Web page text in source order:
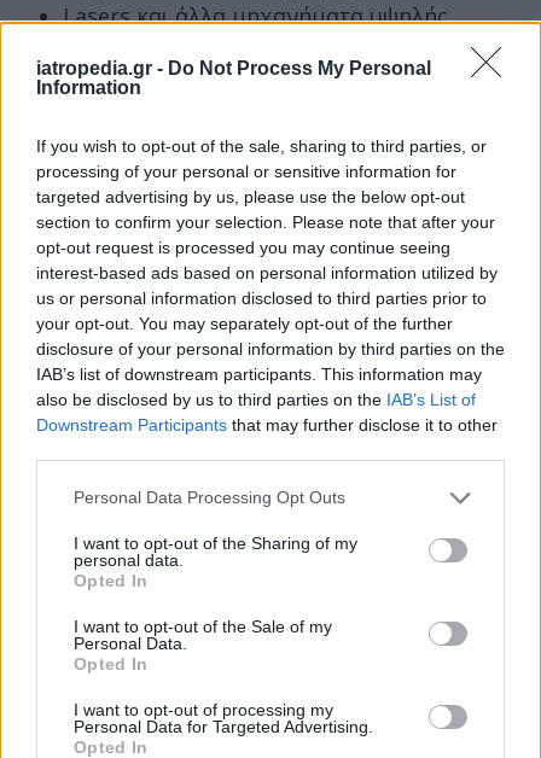
iatropedia.gr - Do Not Process My Personal
Information
If you wish to opt-out of the sale, sharing to third parties, or
processing of your personal or sensitive information for
targeted advertising by us, please use the below opt-out
section to confirm your selection. Please note that after your
opt-out request is processed you may continue seeing
interest-based ads based on personal information utilized by
us or personal information disclosed to third parties prior to
your opt-out. You may separately opt-out of the further
disclosure of your personal information by third parties on the
IAB’s list of downstream participants. This information may
also be disclosed by us to third parties on the IAB’s List of
Downstream Participants that may further disclose it to other
Personal Data Processing Opt Outs
I want to opt-out of the Sharing of my
personal data.
Opted In
I want to opt-out of the Sale of my
Personal Data.
Opted In
I want to opt-out of processing my
Personal Data for Targeted Advertising.
Opted In
Lasers και άλλα μηχανήματα υψηλής
Δυστυχώς στον χώρο της Αισθητικής
και ιδιαίτερη κερδοσκοπία», υπογραμμίζει ο
πρόεδρος της ΕΔΑΕ. «Εφαρμόζονται ιατρικές
πράξεις και θεραπευτικά πρωτόκολλα σε
επιχειρήσεις με τον ανύπαρκτο και μη
αναγνωρισμένο τίτλο Ιατρικής Αισθητικής, όπως
επίσης σε κέντρα αισθητικής, κομμωτήρια,
“νυχάδικα”, κ.λπ.», καταγγέλει. «Κατά συνέπεια,
εκτός από το αμφιβόλου αισθητικής
αποτέλεσμα, τίθεται και θέμα ουσιαστικού
κινδύνου για τη Δημόσια Υγεία».
Για την προάσπισή της η ΕΔΑΕ αποφάσισε να
διεξαγάγει την παρούσα ενημερωτική
εκστρατεία. «Η ανάγκη για βελτίωση των
αισθητικών προβλημάτων, που οδηγεί τους
που περιλαμβάνει η Αισθητική Δερματολογία,
δεν μπορεί σε καμία περίπτωση να δίνει
έναυσμα για ευτελή ανταγωνισμό με διαφήμιση,
με προσφορές και με οικονομικά «πακέτα», που